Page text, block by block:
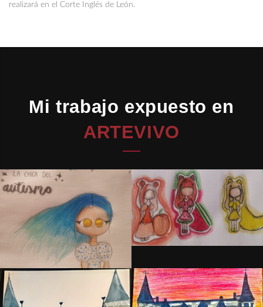
realizará en el Corte Inglés de León.
Mi trabajo expuesto en
ARTEVIVO